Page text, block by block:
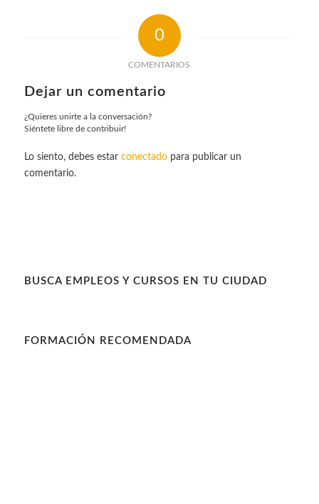
0
COMENTARIOS
Dejar un comentario
¿Quieres unirte a la conversación?
Siéntete libre de contribuir!
Lo siento, debes estar conectadopara publicar un
comentario.
BUSCA EMPLEOS Y CURSOS EN TU CIUDAD
FORMACIÓN RECOMENDADA